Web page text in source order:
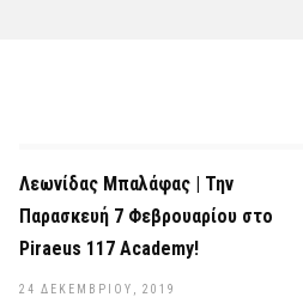
Λεωνίδας Μπαλάφας | Την
Παρασκευή 7 Φεβρουαρίου στο
Piraeus 117 Academy!
24 ΔΕΚΕΜΒΡΊΟΥ, 2019